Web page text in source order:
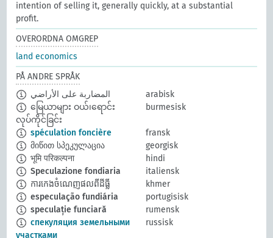
intention of selling it, generally quickly, at a substantial
profit.
OVERORDNA OMGREP
land economics
PÅ ANDRE SPRÅK
المضاربة على الأراضي
arabisk
မြေယာများ ဝယ်၊ရောင်း
လုပ်ကိုင်ခြင်း
burmesisk
spéculation foncière
fransk
მიწით სპეკულაცია
georgisk
भूमि परिकल्पना
hindi
Speculazione fondiaria
italiensk
ការកេងចំណេញផលពីដីធ្លី
khmer
especulação fundiária
portugisisk
speculație funciară
rumensk
спекуляция земельными
участками
russisk